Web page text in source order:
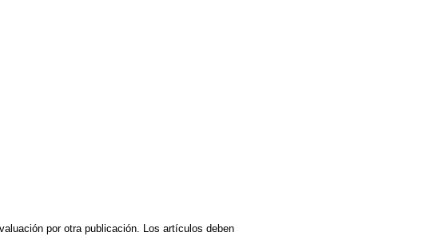
por otra publicación. Los artículos deben